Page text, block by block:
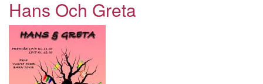
Hans Och Greta